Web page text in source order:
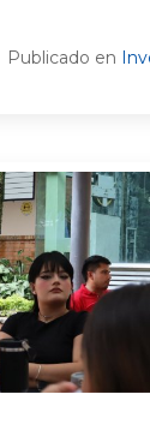
Publicado en